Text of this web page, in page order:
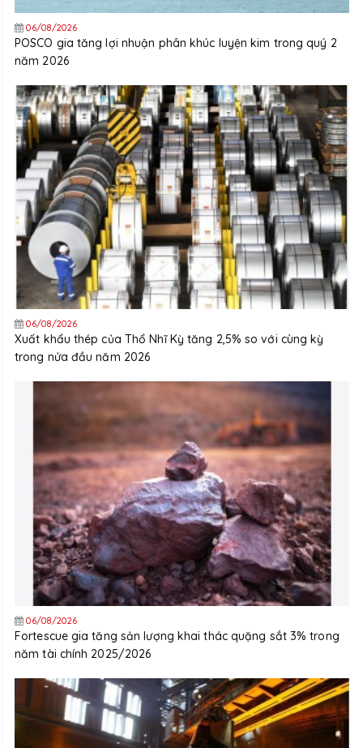
06/08/2026
POSCO gia tăng lợi nhuận phân khúc luyện kim trong quý 2
năm 2026
06/08/2026
Xuất khẩu thép của Thổ Nhĩ Kỳ tăng 2,5% so với cùng kỳ
trong nửa đầu năm 2026
06/08/2026
Fortescue gia tăng sản lượng khai thác quặng sắt 3% trong
năm tài chính 2025/2026